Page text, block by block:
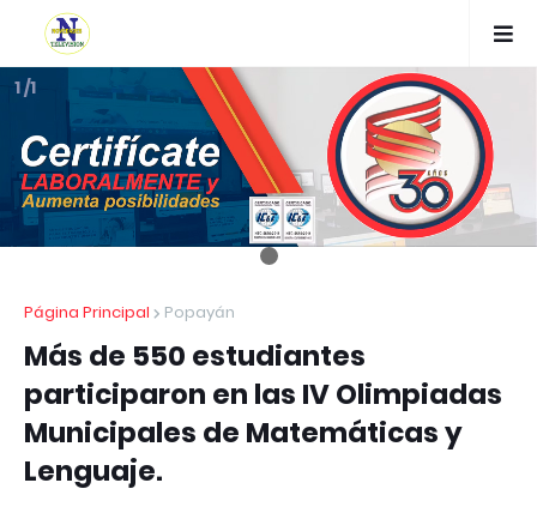
1 /1
Página Principal Popayán
Más de 550 estudiantes
participaron en las IV Olimpiadas
Municipales de Matemáticas y
Lenguaje.